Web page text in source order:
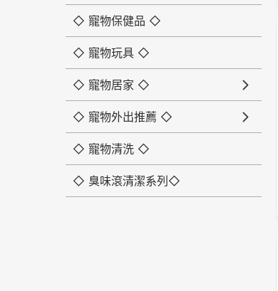
◇ 寵物保健品 ◇
◇ 寵物玩具 ◇
◇ 寵物居家 ◇
◇ 寵物外出推薦 ◇
◇ 寵物清洗 ◇
◇ 臭味滾清潔系列◇